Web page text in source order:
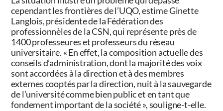
cependant les frontières de l’UQO, estimeGinette
Langlois, présidente de la Fédération des
professionnèles de la CSN, qui représente près de
1400 professeures et professeurs du réseau
universitaire. « En effet, la composition actuelle des
conseils d’administration, dont la majorité des voix
sont accordées à la direction et à des membres
externes cooptés par la direction, nuit à la sauvegarde
de l’université comme bien public et en tant que
fondement important de la société », souligne-t-elle.